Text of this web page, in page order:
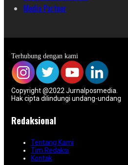
Media Partner
Terhubung dengan kami
Copyright @2022 Jurnalposmedia.
Hak cipta dilindungi undang-undang
Redaksional
Tentang Kami
Tim Redaksi
Kontak